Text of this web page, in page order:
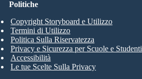
Politiche
Copyright Storyboard e Utilizzo
Termini di Utilizzo
Politica Sulla Riservatezza
Privacy e Sicurezza per Scuole e Studenti
Accessibilità
Le tue Scelte Sulla Privacy